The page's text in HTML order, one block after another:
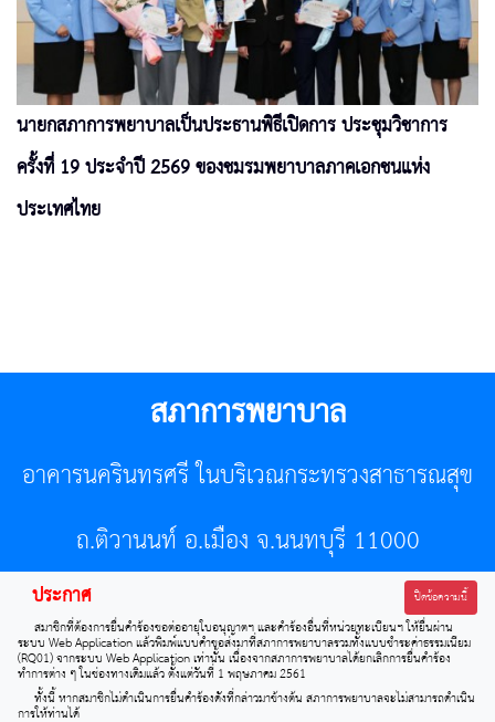
นายกสภาการพยาบาลเป็นประธานพิธีเปิดการ ประชุมวิชาการ
ครั้งที่ 19 ประจำปี 2569 ของชมรมพยาบาลภาคเอกชนแห่ง
ประเทศไทย
สภาการพยาบาล
อาคารนครินทรศรี ในบริเวณกระทรวงสาธารณสุข
ถ.ติวานนท์ อ.เมือง จ.นนทบุรี 11000
โทรศัพท์ 02-596-7500 โทรสาร 0-2589-7121 E-mail :
center@tnmc.or.th
All right reserved by www.tnmc.or.th
ประกาศ ปิดข้อความนี้
สมาชิกที่ต้องการยื่นคำร้องขอต่ออายุใบอนุญาตฯ และคำร้องอื่นที่หน่วยทะเบียนฯ ให้ยื่นผ่าน
ระบบ Web Application แล้วพิมพ์แบบคำขอส่งมาที่สภาการพยาบาลรวมทั้งแบบชำระค่าธรรมเนียม
(RQ01) จากระบบ Web Application เท่านั้น เนื่องจากสภาการพยาบาลได้ยกเลิกการยื่นคำร้อง
ทำการต่าง ๆ ในช่องทางเดิมแล้ว ตั้งแต่วันที่ 1 พฤษภาคม 2561
ทั้งนี้ หากสมาชิกไม่ดำเนินการยื่นคำร้องดังที่กล่าวมาข้างต้น สภาการพยาบาลจะไม่สามารถดำเนิน
การให้ท่านได้